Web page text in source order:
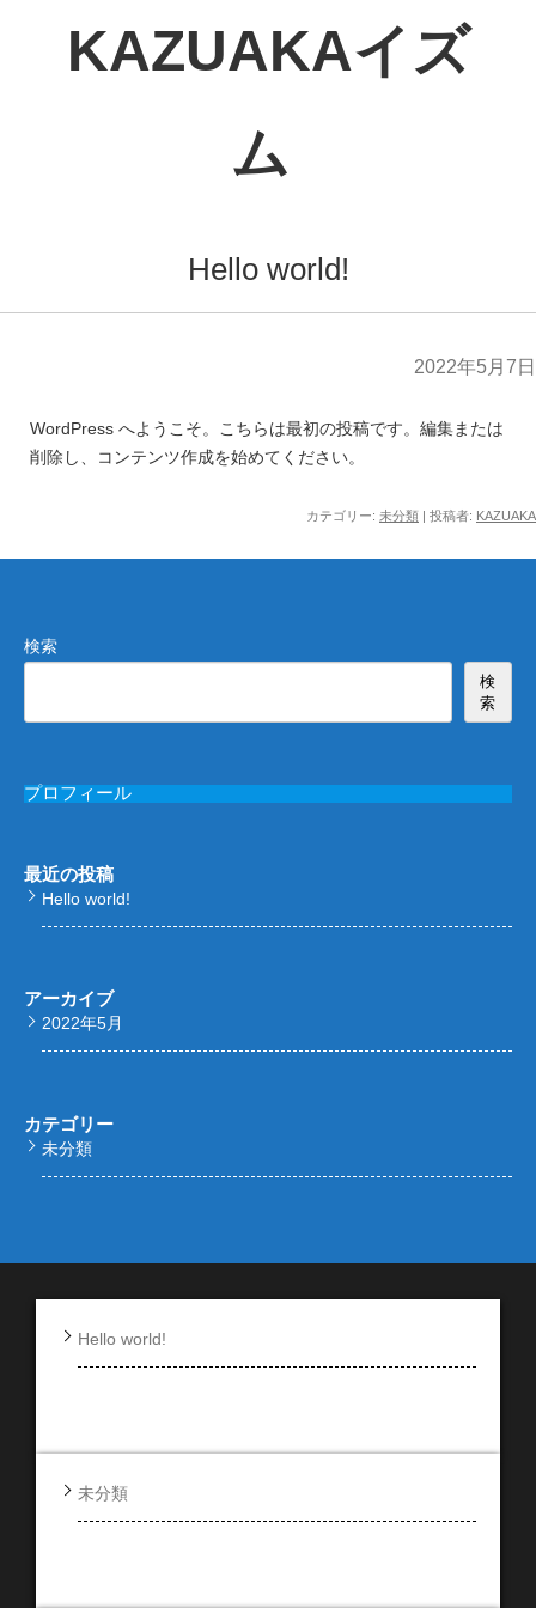
Hello world!
2022年5月7日
WordPress へようこそ。こちらは最初の投稿です。編集または
削除し、コンテンツ作成を始めてください。
カテゴリー: 未分類 | 投稿者: KAZUAKA
検索
検
索
プロフィール
最近の投稿
Hello world!
アーカイブ
2022年5月
カテゴリー
未分類
Hello world!
未分類